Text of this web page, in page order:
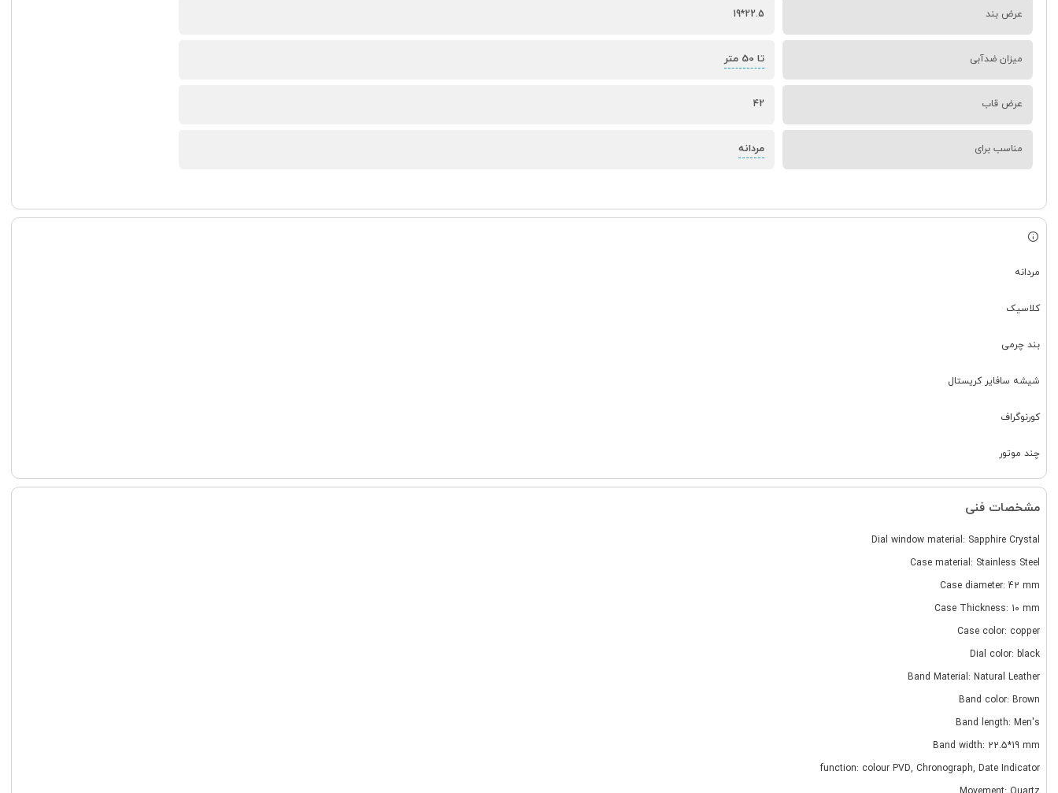
عرض بند 22.5*19
میزان ضدآبی تا 50 متر
عرض قاب 42
مناسب برای مردانه
مردانه
کلاسیک
بند چرمی
شیشه سافایر کریستال
کورنوگراف
چند موتور
مشخصات فنی
Dial window material: Sapphire Crystal
Case material: Stainless Steel
Case diameter: 42 mm
Case Thickness: 10 mm
Case color: copper
Dial color: black
Band Material: Natural Leather
Band color: Brown
Band length: Men's
Band width: 22.5*19 mm
function: colour PVD, Chronograph, Date Indicator